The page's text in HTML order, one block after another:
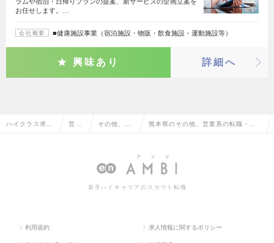
お任せします。…
会社概要 ■健康施設事業（宿泊施設・物販・飲食施設・運動施設等）
興味あり 詳細へ
ハイクラス求人 営業 その他、営 熊本県のその他、営業系の転職・求
若手ハイキャリアのスカウト転職
利用規約 求人情報に関するポリシー